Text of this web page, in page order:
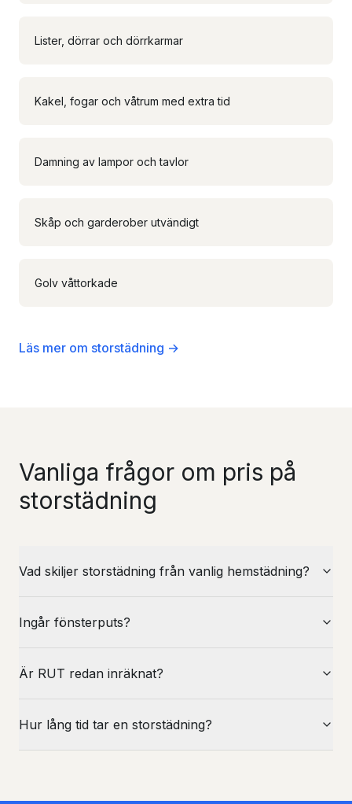
Lister, dörrar och dörrkarmar
Kakel, fogar och våtrum med extra tid
Damning av lampor och tavlor
Skåp och garderober utvändigt
Golv våttorkade
Läs mer om storstädning →
Vanliga frågor om pris på
storstädning
Vad skiljer storstädning från vanlig hemstädning?
Ingår fönsterputs?
Är RUT redan inräknat?
Hur lång tid tar en storstädning?